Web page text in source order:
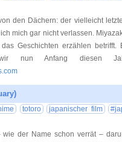
den Dächern: der vielleicht
mich gar nicht verlassen.
Geschichten erzählen
wir nun Anfang diesen
totoro japanischer film
wie der Name schon verrät –